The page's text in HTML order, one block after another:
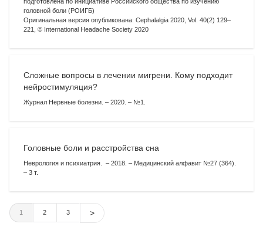
головной боли (РОИГБ)
Оригинальная версия опубликована: Cephalalgia 2020, Vol. 40(2) 129–
221, © International Headache Society 2020
Сложные вопросы в лечении мигрени. Кому подходит
нейростимуляция?
Журнал Нервные болезни. – 2020. – №1.
Головные боли и расстройства сна
Неврология и психиатрия. – 2018. – Медицинский алфавит №27 (364).
– 3 т.
1 2 3